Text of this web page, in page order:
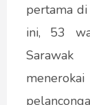
pertama
ini, 53